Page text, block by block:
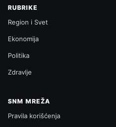
RUBRIKE
Region i Svet
Ekonomija
Politika
Zdravlje
SNM MREŽA
Pravila korišćenja